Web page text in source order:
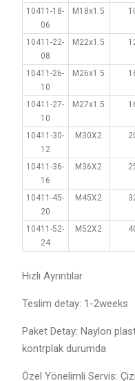
10411-18-
06
M18x1.5
10411-22-
08
M22x1.5
10411-26-
10
M26x1.5
10411-27-
10
M27x1.5
10411-30-
12
M30X2
10411-36-
16
M36X2
10411-45-
20
M45X2
10411-52-
24
M52X2
Hızlı Ayrıntılar
Teslim detay: 1-2weeks
Paket Detay: Naylon
kontrplak durumda
Özel Yönelimli Servis: